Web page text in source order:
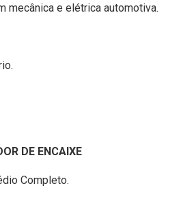
mecânica e elétrica automotiva.
DE ENCAIXE
Completo.